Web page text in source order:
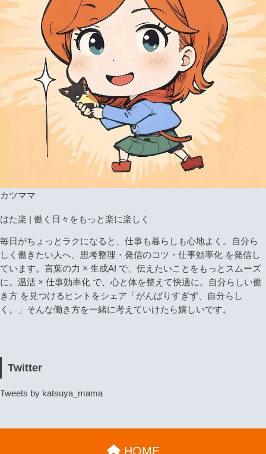
カツママ
はた楽 | 働く日々をもっと楽に楽しく
毎日がちょっとラクになると、仕事も暮らしも心地よく。自分ら
しく働きたい人へ、思考整理・発信のコツ・仕事効率化 を発信し
ています。言葉の力 × 生成AI で、伝えたいことをもっとスムーズ
に。温活 × 仕事効率化 で、心と体を整えて快適に。自分らしい働
き方 を見つけるヒントをシェア「がんばりすぎず、自分らし
く。」そんな働き方を一緒に考えていけたら嬉しいです。
Twitter
Tweets by katsuya_mama
HOME